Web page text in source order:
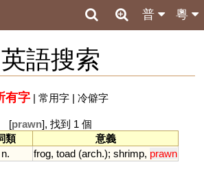
粵
普
英語搜索
有字| 常用字| 冷僻字
[prawn], 找到 1 個
類
意義
n. frog, toad (arch.); shrimp, prawn